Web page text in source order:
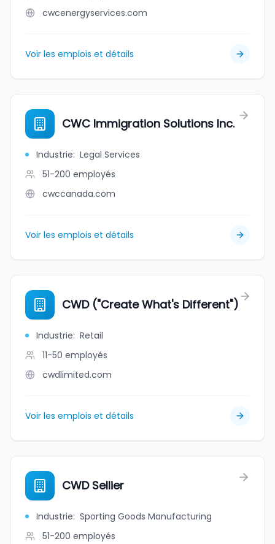
cwcenergyservices.com
Voir les emplois et détails
CWC Immigration Solutions Inc.
Industrie: Legal Services
51-200 employés
cwccanada.com
Voir les emplois et détails
CWD ("Create What's Different")
Industrie: Retail
11-50 employés
cwdlimited.com
Voir les emplois et détails
CWD Sellier
Industrie: Sporting Goods Manufacturing
51-200 employés